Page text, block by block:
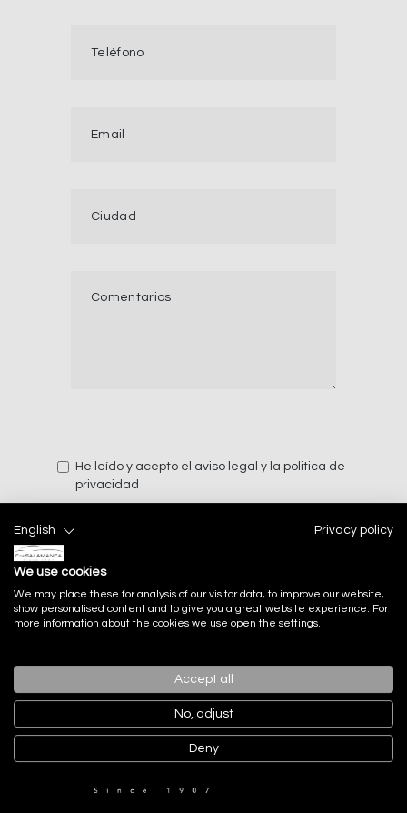
He leído y acepto el aviso legal y la politica de
privacidad
English Privacy policy
We use cookies
We may place these for analysis of our visitor data, to improve our website,
show personalised content and to give you a great website experience. For
more information about the cookies we use open the settings.
Accept all
No, adjust
Deny